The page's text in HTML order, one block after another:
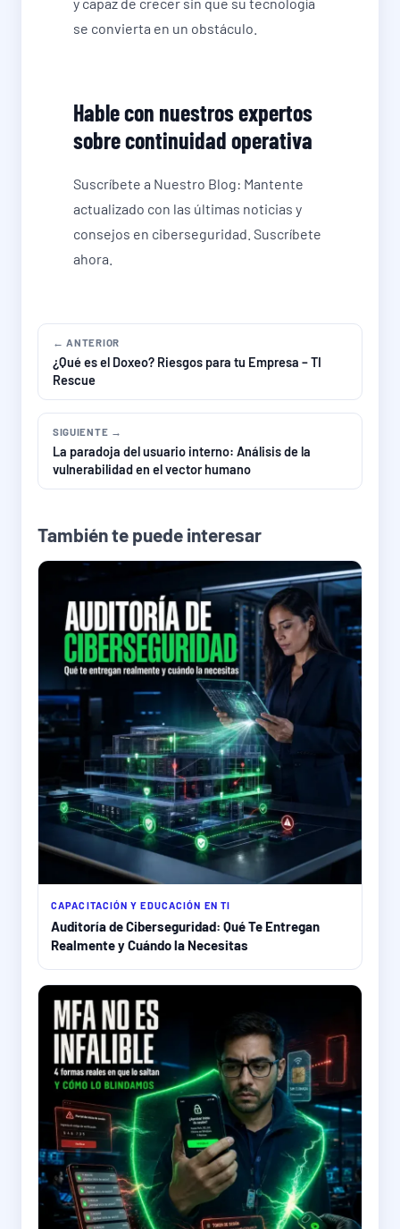
se convierta en un obstáculo.
Hable con nuestros expertos
sobre continuidad operativa
Suscríbete a Nuestro Blog: Mantente
actualizado con las últimas noticias y
consejos en ciberseguridad. Suscríbete
ahora.
← ANTERIOR
¿Qué es el Doxeo? Riesgos para tu Empresa – TI
Rescue
SIGUIENTE →
La paradoja del usuario interno: Análisis de la
vulnerabilidad en el vector humano
También te puede interesar
CAPACITACIÓN Y EDUCACIÓN EN TI
Auditoría de Ciberseguridad: Qué Te Entregan
Realmente y Cuándo la Necesitas